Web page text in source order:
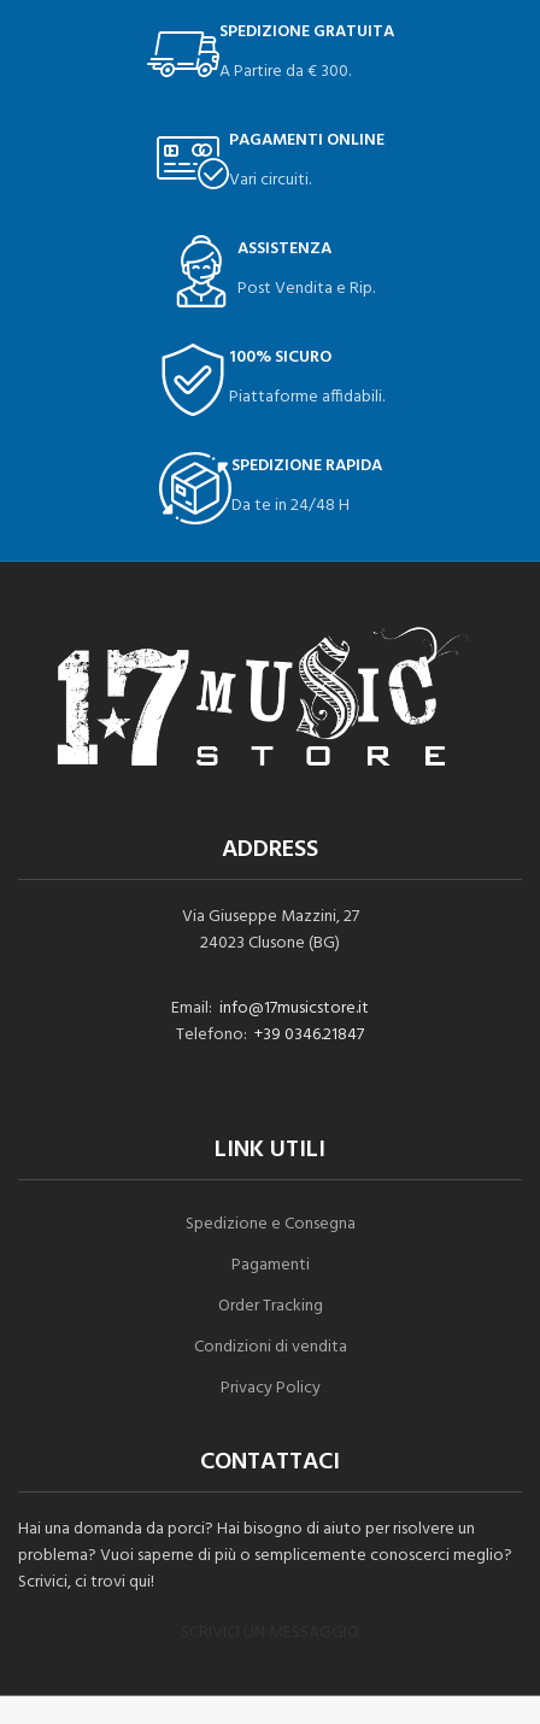
SPEDIZIONE GRATUITA
A Partire da € 300.
PAGAMENTI ONLINE
Vari circuiti.
ASSISTENZA
Post Vendita e Rip.
100% SICURO
Piattaforme affidabili.
SPEDIZIONE RAPIDA
Da te in 24/48 H
ADDRESS
Via Giuseppe Mazzini, 27
24023 Clusone (BG)
Email: info@17musicstore.it
Telefono: +39 0346.21847
LINK UTILI
Spedizione e Consegna
Pagamenti
Order Tracking
Condizioni di vendita
Privacy Policy
CONTATTACI
Hai una domanda da porci? Hai bisogno di aiuto per risolvere un
problema? Vuoi saperne di più o semplicemente conoscerci meglio?
Scrivici, ci trovi qui!